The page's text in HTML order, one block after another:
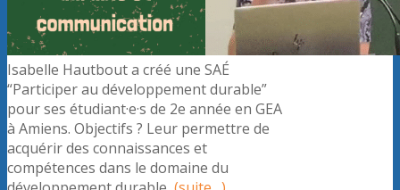
Isabelle Hautbout a créé une SAÉ
“Participer au développement durable”
pour ses étudiant·e·s de 2e année en GEA
à Amiens. Objectifs ? Leur permettre de
acquérir des connaissances et
compétences dans le domaine du